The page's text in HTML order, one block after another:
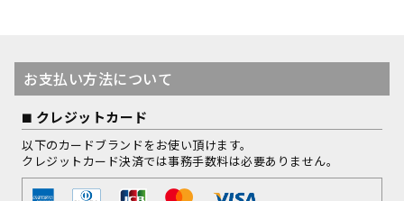
お支払い方法について
クレジットカード
以下のカードブランドをお使い頂けます。
クレジットカード決済では事務手数料は必要ありません。